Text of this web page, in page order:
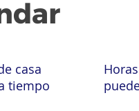
casa
tiempo